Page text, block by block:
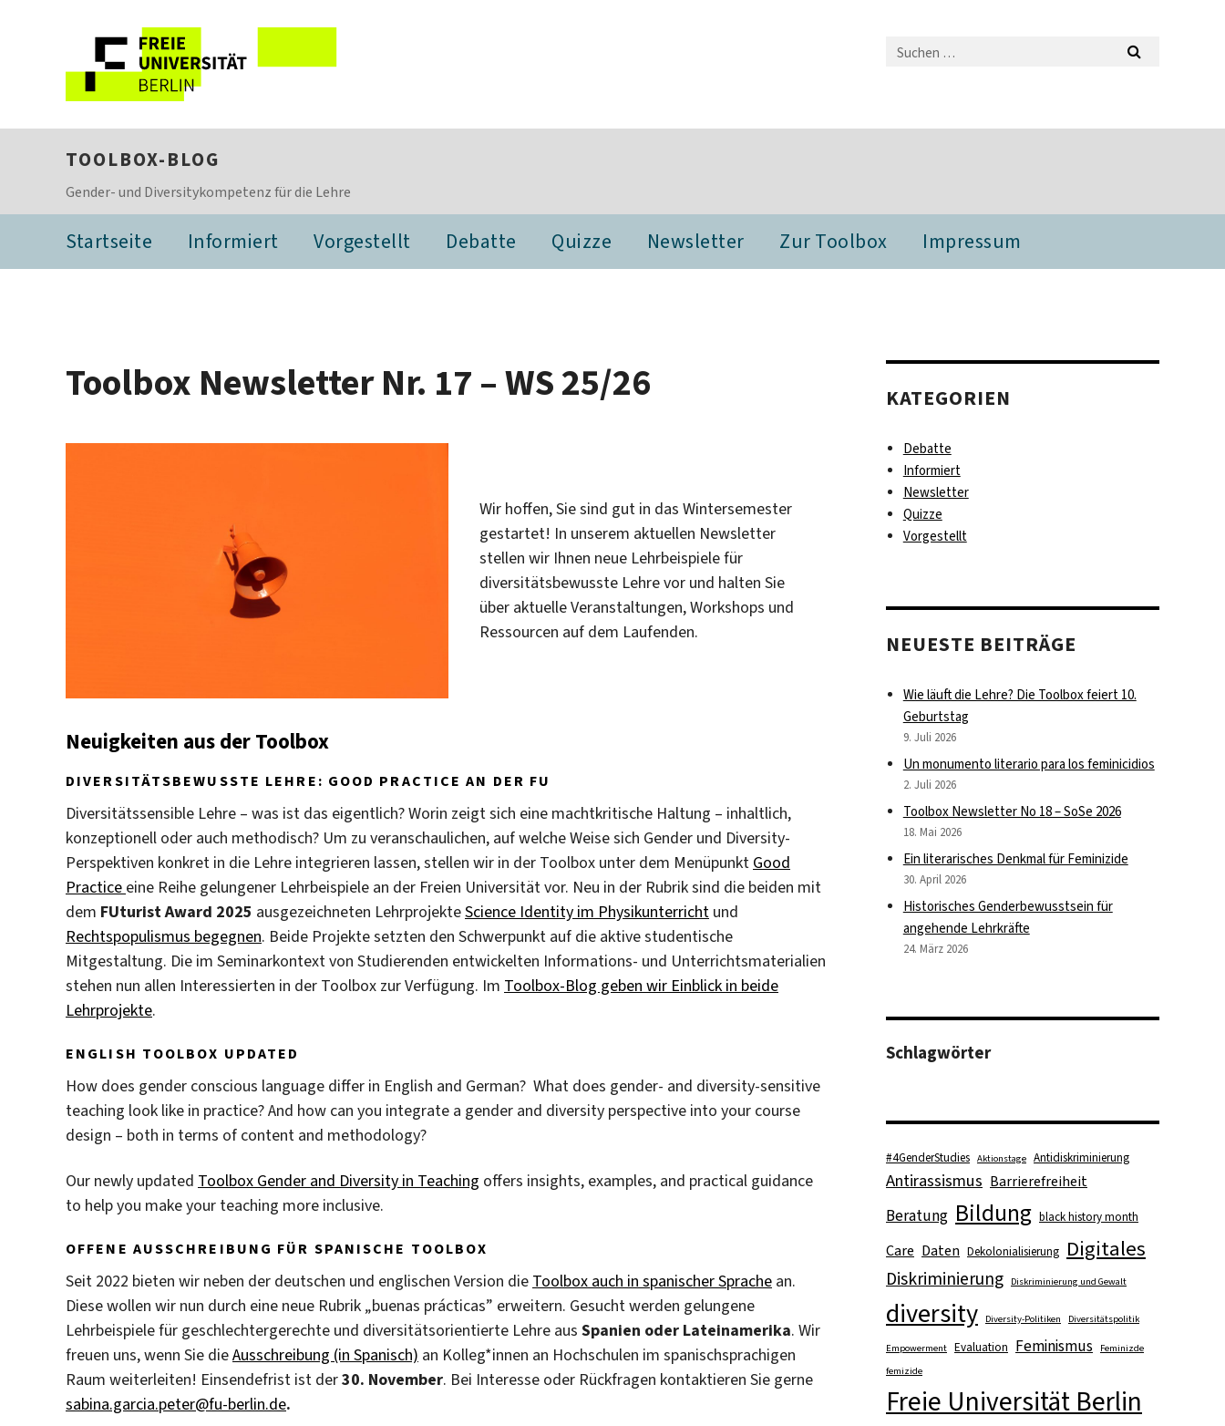
TOOLBOX-BLOG
Gender- und Diversitykompetenz für die Lehre
Startseite Informiert Vorgestellt Debatte Quizze Newsletter Zur Toolbox Impressum
Toolbox Newsletter Nr. 17 – WS 25/26
Wir hoffen, Sie sind gut in das Wintersemester
gestartet! In unserem aktuellen Newsletter
stellen wir Ihnen neue Lehrbeispiele für
diversitätsbewusste Lehre vor und halten Sie
über aktuelle Veranstaltungen, Workshops und
Ressourcen auf dem Laufenden.
Neuigkeiten aus der Toolbox
DIVERSITÄTSBEWUSSTE LEHRE: GOOD PRACTICE AN DER FU
Diversitätssensible Lehre – was ist das eigentlich? Worin zeigt sich eine machtkritische Haltung – inhaltlich,
konzeptionell oder auch methodisch? Um zu veranschaulichen, auf welche Weise sich Gender und Diversity-
Perspektiven konkret in die Lehre integrieren lassen, stellen wir in der Toolbox unter dem Menüpunkt Good
Practice eine Reihe gelungener Lehrbeispiele an der Freien Universität vor. Neu in der Rubrik sind die beiden mit
dem FUturist Award 2025 ausgezeichneten LehrprojekteScience Identity im Physikunterricht und
Rechtspopulismus begegnen. Beide Projekte setzten den Schwerpunkt auf die aktive studentische
Mitgestaltung. Die im Seminarkontext von Studierenden entwickelten Informations- und Unterrichtsmaterialien
stehen nun allen Interessierten in der Toolbox zur Verfügung. Im Toolbox-Blog geben wir Einblick in beide
Lehrprojekte.
ENGLISH TOOLBOX UPDATED
How does gender conscious language differ in English and German? What does gender- and diversity-sensitive
teaching look like in practice? And how can you integrate a gender and diversity perspective into your course
design – both in terms of content and methodology?
Our newly updated Toolbox Gender and Diversity in Teaching offers insights, examples, and practical guidance
to help you make your teaching more inclusive.
OFFENE AUSSCHREIBUNG FÜR SPANISCHE TOOLBOX
Seit 2022 bieten wir neben der deutschen und englischen Version die Toolbox auch in spanischer Sprache an.
Diese wollen wir nun durch eine neue Rubrik „buenas prácticas” erweitern. Gesucht werden gelungene
Lehrbeispiele für geschlechtergerechte und diversitätsorientierte Lehre aus Spanien oder Lateinamerika. Wir
freuen uns, wenn Sie dieAusschreibung (in Spanisch) an Kolleg*innen an Hochschulen im spanischsprachigen
Raum weiterleiten! Einsendefrist ist der30. November. Bei Interesse oder Rückfragen kontaktieren Sie gerne
sabina.garcia.peter@fu-berlin.de.
KATEGORIEN
Debatte
Informiert
Newsletter
Quizze
Vorgestellt
NEUESTE BEITRÄGE
Wie läuft die Lehre? Die Toolbox feiert 10.
Geburtstag
9. Juli 2026
Un monumento literario para los feminicidios
2. Juli 2026
Toolbox Newsletter No 18 – SoSe 2026
18. Mai 2026
Ein literarisches Denkmal für Feminizide
30. April 2026
Historisches Genderbewusstsein für
angehende Lehrkräfte
24. März 2026
Schlagwörter
#4GenderStudies Aktionstage Antidiskriminierung
Antirassismus Barrierefreiheit
Beratung Bildung black history month
Care Daten Dekolonialisierung Digitales
Diskriminierung Diskriminierung und Gewalt
diversity Diversity-Politiken Diversitätspolitik
Empowerment Evaluation Feminismus
Feminizde
femizide
Freie Universität Berlin